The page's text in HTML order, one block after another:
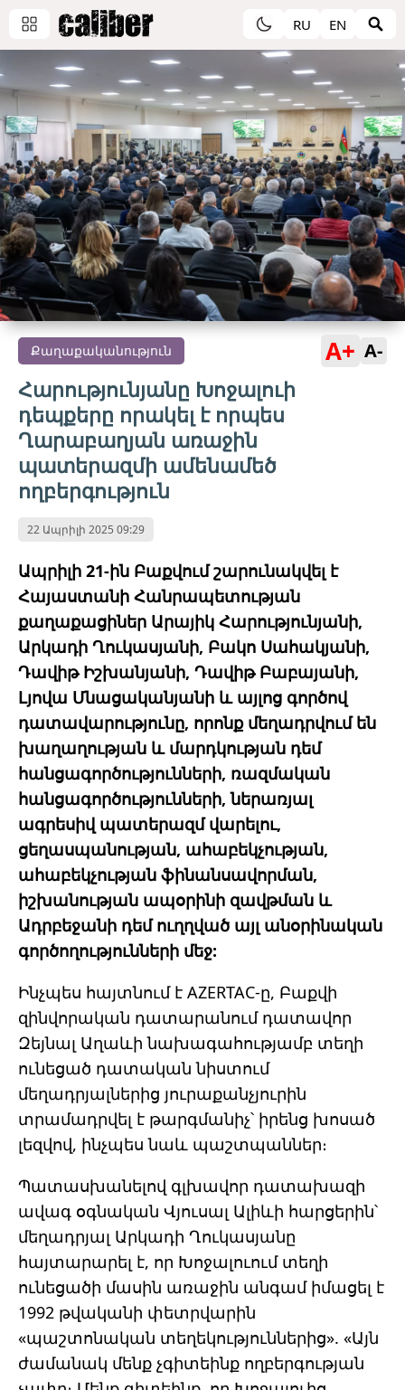
RU EN
Քաղաքականություն A+ A-
Հարությունյանը Խոջալուի
դեպքերը որակել է որպես
Ղարաբաղյան առաջին
պատերազմի ամենամեծ
ողբերգություն
22 Ապրիլի 2025 09:29
Ապրիլի 21-ին Բաքվում շարունակվել է
Հայաստանի Հանրապետության
քաղաքացիներ Արայիկ Հարությունյանի,
Արկադի Ղուկասյանի, Բակո Սահակյանի,
Դավիթ Իշխանյանի, Դավիթ Բաբայանի,
Լյովա Մնացականյանի և այլոց գործով
դատավարությունը, որոնք մեղադրվում են
խաղաղության և մարդկության դեմ
հանցագործությունների, ռազմական
հանցագործությունների, ներառյալ
ագրեսիվ պատերազմ վարելու,
ցեղասպանության, ահաբեկչության,
ահաբեկչության ֆինանսավորման,
իշխանության ապօրինի զավթման և
Ադրբեջանի դեմ ուղղված այլ անօրինական
գործողությունների մեջ:
Ինչպես հայտնում է AZERTAC-ը, Բաքվի
զինվորական դատարանում դատավոր
Զեյնալ Աղաևի նախագահությամբ տեղի
ունեցած դատական նիստում
մեղադրյալներից յուրաքանչյուրին
տրամադրվել է թարգմանիչ՝ իրենց խոսած
լեզվով, ինչպես նաև պաշտպաններ։
Պատասխանելով գլխավոր դատախազի
ավագ օգնական Վյուսալ Ալիևի հարցերին՝
մեղադրյալ Արկադի Ղուկասյանը
հայտարարել է, որ Խոջալուում տեղի
ունեցածի մասին առաջին անգամ իմացել է
1992 թվականի փետրվարին
«պաշտոնական տեղեկություններից». «Այն
ժամանակ մենք չգիտեինք ողբերգության